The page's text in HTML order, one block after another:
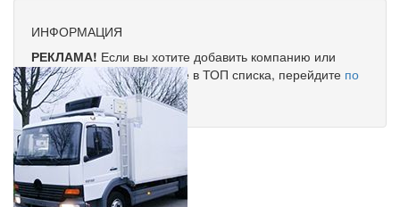
ИНФОРМАЦИЯ
РЕКЛАМА! Если вы хотите добавить компанию или
поднять Ваше объявление в ТОП списка, перейдите по
ссылке.